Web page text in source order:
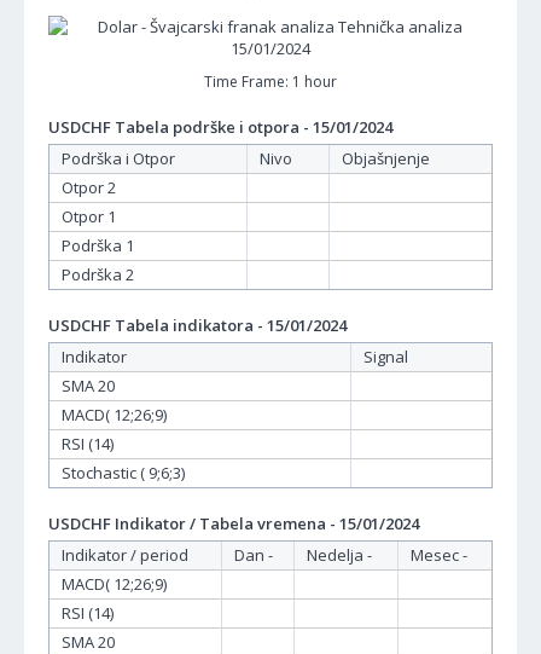
Time Frame: 1 hour
USDCHF Tabela podrške i otpora - 15/01/2024
Podrška i Otpor
Nivo
Objašnjenje
Otpor 2
Otpor 1
Podrška 1
Podrška 2
USDCHF Tabela indikatora - 15/01/2024
Indikator
Signal
SMA 20
MACD( 12;26;9)
RSI (14)
Stochastic ( 9;6;3)
USDCHF Indikator / Tabela vremena - 15/01/2024
Indikator / period
Dan - Nedelja -
Mesec -
MACD( 12;26;9)
RSI (14)
SMA 20